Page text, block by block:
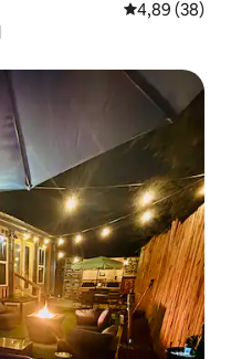
Średnia
4,89 (38)